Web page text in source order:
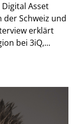
Asset
der Schweiz und
erklärt
bei 3iQ,...